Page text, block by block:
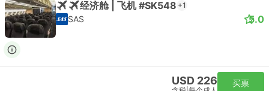
经济舱 | 飞机 #SK548 +1
SAS 5.0
USD 226 买票